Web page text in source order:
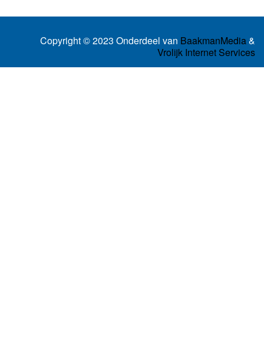
Copyright © 2023 Onderdeel van BaakmanMedia&
Vrolijk Internet Services